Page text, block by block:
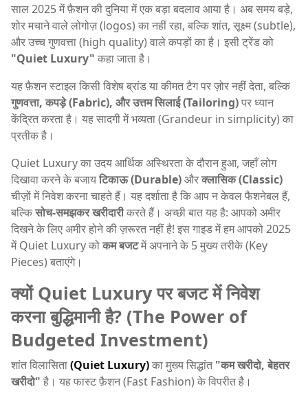
साल 2025 में फ़ैशन की दुनिया में एक बड़ा बदलाव आया है। अब समय बड़े,
शोर मचाने वाले लोगोज़ (logos) का नहीं रहा, बल्कि शांत, सूक्ष्म (subtle),
और उच्च गुणवत्ता (high quality) वाले कपड़ों का है। इसी ट्रेंड को
"Quiet Luxury" कहा जाता है।
यह फ़ैशन स्टाइल किसी विशेष ब्रांड या कीमत टैग पर ज़ोर नहीं देता, बल्कि
गुणवत्ता, कपड़े (Fabric), और उत्तम सिलाई (Tailoring)पर ध्यान
केंद्रित करता है। यह सादगी में भव्यता (Grandeur in simplicity) का
प्रतीक है।
Quiet Luxury का उदय आर्थिक अस्थिरता के दौरान हुआ, जहाँ लोग
दिखावा करने के बजायटिकाऊ (Durable)औरक्लासिक (Classic)
चीज़ों में निवेश करना चाहते हैं। यह दर्शाता है कि आप न केवल फैशनेबल हैं,
बल्किसोच-समझकर खरीदारीकरते हैं। अच्छी बात यह है: आपको अमीर
दिखने के लिए अमीर होने की ज़रूरत नहीं है! इस गाइड में हम आपको 2025
में Quiet Luxury कोकम बजटमें अपनाने के 5 मुख्य तरीके (Key
Pieces) बताएंगे।
क्यों Quiet Luxury पर बजट में निवेश
करना बुद्धिमानी है? (The Power of
Budgeted Investment)
शांत विलासिता(Quiet Luxury)का मुख्य सिद्धांत "कम खरीदो, बेहतर
खरीदो" है। यह फास्ट फ़ैशन (Fast Fashion) के विपरीत है।